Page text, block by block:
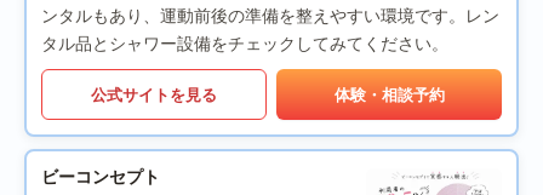
ンタルもあり、運動前後の準備を整えやすい環境です。レン
タル品とシャワー設備をチェックしてみてください。
公式サイトを見る 体験・相談予約
ビーコンセプト